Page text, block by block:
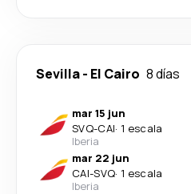
Sevilla- El Cairo 8 días
mar 15 jun
SVQ-CAI· 1 escala
Iberia
mar 22 jun
CAI-SVQ· 1 escala
Iberia